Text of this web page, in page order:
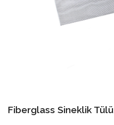
Fiberglass Sineklik Tülü